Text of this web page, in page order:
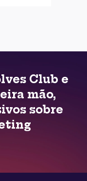
Club e
mão,
sobre